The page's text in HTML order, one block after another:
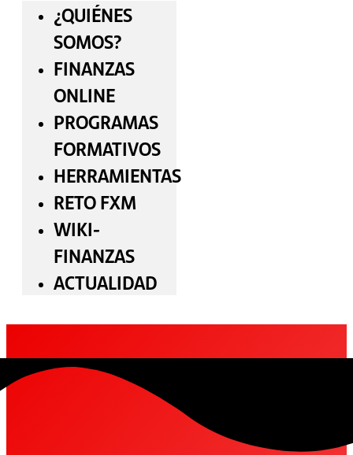
¿QUIÉNES
SOMOS?
FINANZAS
ONLINE
PROGRAMAS
FORMATIVOS
HERRAMIENTAS
RETO FXM
WIKI-
FINANZAS
ACTUALIDAD